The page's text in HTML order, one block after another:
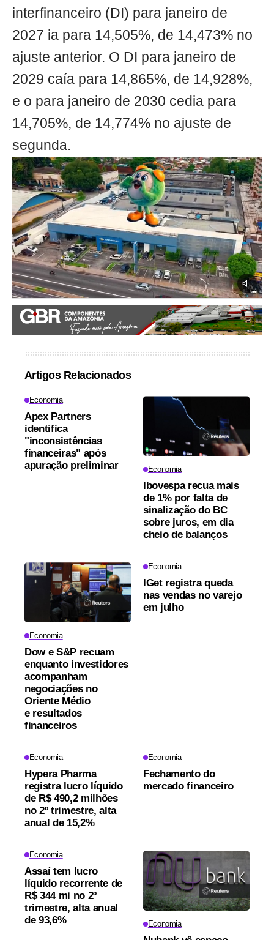
interfinanceiro (DI) para janeiro de
2027 ia para 14,505%, de 14,473% no
ajuste anterior. O DI para janeiro de
2029 caía para 14,865%, de 14,928%,
e o para janeiro de 2030 cedia para
14,705%, de 14,774% no ajuste de
segunda.
Artigos Relacionados
Economia
Apex Partners
identifica
"inconsistências
financeiras" após
apuração preliminar
Economia
Ibovespa recua mais
de 1% por falta de
sinalização do BC
sobre juros, em dia
cheio de balanços
Economia
Dow e S&P recuam
enquanto investidores
acompanham
negociações no
Oriente Médio
e resultados
financeiros
Economia
IGet registra queda
nas vendas no varejo
em julho
Economia
Hypera Pharma
registra lucro líquido
de R$ 490,2 milhões
no 2º trimestre, alta
anual de 15,2%
Economia
Fechamento do
mercado financeiro
Economia
Assaí tem lucro
líquido recorrente de
R$ 344 mi no 2º
trimestre, alta anual
de 93,6%
Economia